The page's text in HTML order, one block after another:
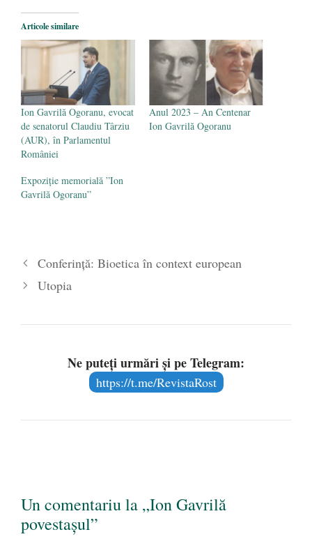
Articole similare
Ion Gavrilă Ogoranu, evocat
de senatorul Claudiu Târziu
(AUR), în Parlamentul
României
Anul 2023 – An Centenar
Ion Gavrilă Ogoranu
Expoziție memorială ”Ion
Gavrilă Ogoranu”
Conferință: Bioetica în context european
Utopia
Ne puteți urmări și pe Telegram:
https://t.me/RevistaRost
Un comentariu la „Ion Gavrilă
povestașul”